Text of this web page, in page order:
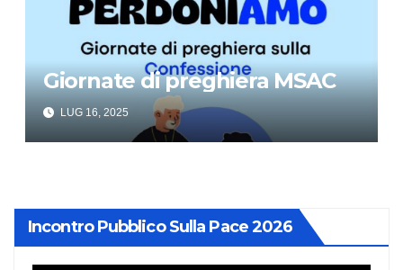
Giornate di preghiera MSAC
LUG 16, 2025
Incontro Pubblico Sulla Pace 2026